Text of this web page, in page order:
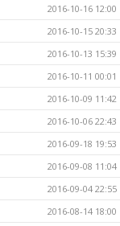
2016-10-16 12:00
2016-10-15 20:33
2016-10-13 15:39
2016-10-11 00:01
2016-10-09 11:42
2016-10-06 22:43
2016-09-18 19:53
2016-09-08 11:04
2016-09-04 22:55
2016-08-14 18:00